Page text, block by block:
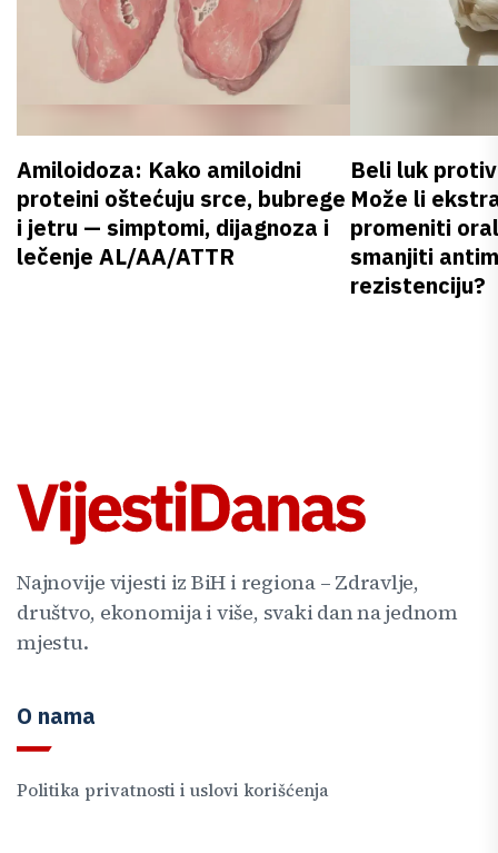
Amiloidoza: Kako amiloidni
proteini oštećuju srce, bubrege
i jetru — simptomi, dijagnoza i
lečenje AL/AA/ATTR
Beli luk
Može li
promeniti
smanjiti
rezistenciju?
Najnovije vijesti iz BiH i regiona – Zdravlje,
društvo, ekonomija i više, svaki dan na jednom
mjestu.
O nama
Politika privatnosti i uslovi korišćenja